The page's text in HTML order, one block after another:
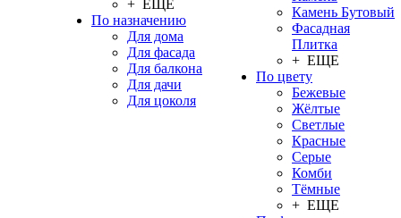
+ ЕЩЕ
По назначению
Для дома
Для фасада
Для балкона
Для дачи
Для цоколя
Камень Бутовый
Фасадная
Плитка
+ ЕЩЕ
По цвету
Бежевые
Жёлтые
Светлые
Красные
Серые
Комби
Тёмные
+ ЕЩЕ